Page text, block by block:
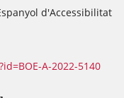
d'Accessibilitat
A-2022-5140